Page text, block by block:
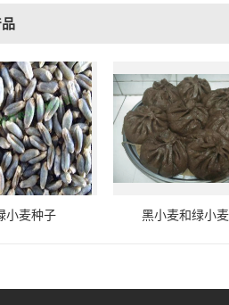
小麦种子 黑小麦和绿小麦